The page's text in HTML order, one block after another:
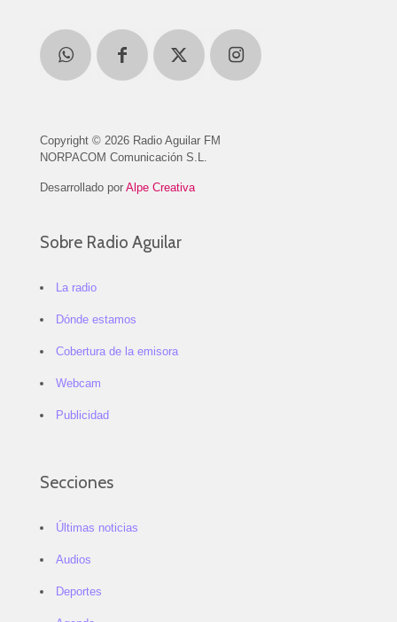
Copyright © 2026 Radio Aguilar FM
NORPACOM Comunicación S.L.
Desarrollado por Alpe Creativa
Sobre Radio Aguilar
La radio
Dónde estamos
Cobertura de la emisora
Webcam
Publicidad
Secciones
Últimas noticias
Audios
Deportes